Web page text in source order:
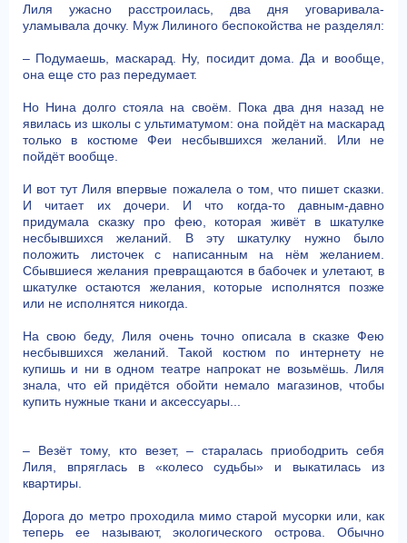
Лиля ужасно расстроилась, два дня уговаривала-
уламывала дочку. Муж Лилиного беспокойства не разделял:
– Подумаешь, маскарад. Ну, посидит дома. Да и вообще,
она еще сто раз передумает.
Но Нина долго стояла на своём. Пока два дня назад не
явилась из школы с ультиматумом: она пойдёт на маскарад
только в костюме Феи несбывшихся желаний. Или не
пойдёт вообще.
И вот тут Лиля впервые пожалела о том, что пишет сказки.
И читает их дочери. И что когда-то давным-давно
придумала сказку про фею, которая живёт в шкатулке
несбывшихся желаний. В эту шкатулку нужно было
положить листочек с написанным на нём желанием.
Сбывшиеся желания превращаются в бабочек и улетают, в
шкатулке остаются желания, которые исполнятся позже
или не исполнятся никогда.
На свою беду, Лиля очень точно описала в сказке Фею
несбывшихся желаний. Такой костюм по интернету не
купишь и ни в одном театре напрокат не возьмёшь. Лиля
знала, что ей придётся обойти немало магазинов, чтобы
купить нужные ткани и аксессуары...
– Везёт тому, кто везет, – старалась приободрить себя
Лиля, впряглась в «колесо судьбы» и выкатилась из
квартиры.
Дорога до метро проходила мимо старой мусорки или, как
теперь ее называют, экологического острова. Обычно